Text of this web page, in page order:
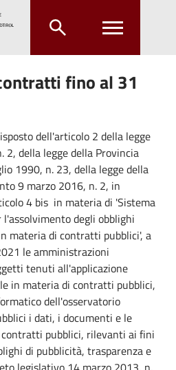
fino al 31
dell'articolo 2 della legge
della legge della Provincia
1990, n. 23, della legge della
9 marzo 2016, n. 2, in
4 bis in materia di 'Sistema
degli obblighi
materia di contratti pubblici', a
le amministrazioni
tenuti all'applicazione
in materia di contratti pubblici,
dell'osservatorio
i dati, i documenti e le
pubblici, rilevanti ai fini
di pubblicità, trasparenza e